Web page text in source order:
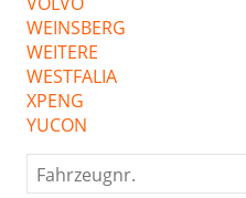
WEINSBERG
WEITERE
WESTFALIA
XPENG
YUCON
Fahrzeugnr.